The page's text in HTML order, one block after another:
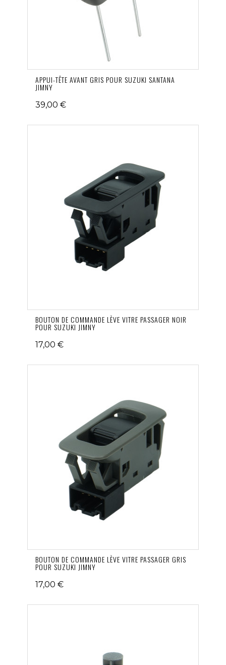
APPUI-TÊTE AVANT GRIS POUR SUZUKI SANTANA
JIMNY
39,00 €
BOUTON DE COMMANDE LÈVE VITRE PASSAGER NOIR
POUR SUZUKI JIMNY
17,00 €
BOUTON DE COMMANDE LÈVE VITRE PASSAGER GRIS
POUR SUZUKI JIMNY
17,00 €